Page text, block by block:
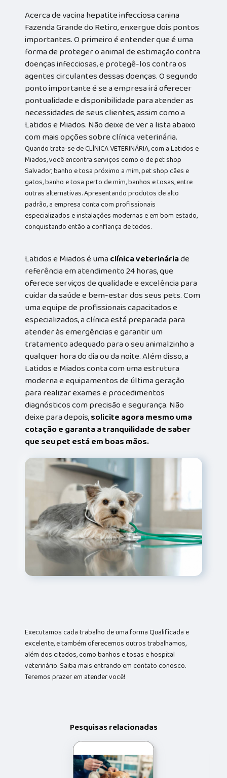
Acerca de vacina hepatite infecciosa canina
Fazenda Grande do Retiro, enxergue dois pontos
importantes. O primeiro é entender que é uma
forma de proteger o animal de estimação contra
doenças infecciosas, e protegê-los contra os
agentes circulantes dessas doenças. O segundo
ponto importante é se a empresa irá oferecer
pontualidade e disponibilidade para atender as
necessidades de seus clientes, assim como a
Latidos e Miados. Não deixe de ver a lista abaixo
com mais opções sobre clínica veterinária.
Quando trata-se de CLÍNICA VETERINÁRIA, com a Latidos e
Miados, você encontra serviços como o de pet shop
Salvador, banho e tosa próximo a mim, pet shop cães e
gatos, banho e tosa perto de mim, banhos e tosas, entre
outras alternativas. Apresentando produtos de alto
padrão, a empresa conta com profissionais
especializados e instalações modernas e em bom estado,
conquistando então a confiança de todos.
Latidos e Miados é umaclínica veterináriade
referência em atendimento 24 horas, que
oferece serviços de qualidade e excelência para
cuidar da saúde e bem-estar dos seus pets. Com
uma equipe de profissionais capacitados e
especializados, a clínica está preparada para
atender às emergências e garantir um
tratamento adequado para o seu animalzinho a
qualquer hora do dia ou da noite. Além disso, a
Latidos e Miados conta com uma estrutura
moderna e equipamentos de última geração
para realizar exames e procedimentos
diagnósticos com precisão e segurança. Não
deixe para depois,solicite agora mesmo uma
cotação e garanta a tranquilidade de saber
que seu pet está em boas mãos.
Executamos cada trabalho de uma forma Qualificada e
excelente, e também oferecemos outros trabalhamos,
além dos citados, como banhos e tosas e hospital
veterinário. Saiba mais entrando em contato conosco.
Teremos prazer em atender você!
Pesquisas relacionadas